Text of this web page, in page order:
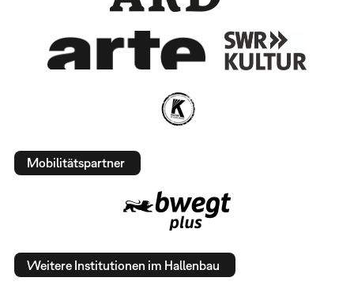
Mobilitätspartner
Weitere Institutionen im Hallenbau